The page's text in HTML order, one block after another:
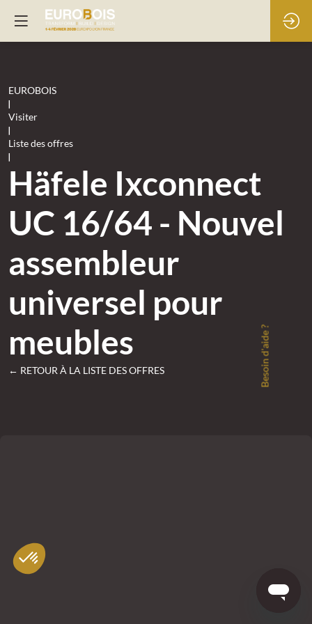
EUROBOIS
|
Visiter
|
Liste des offres
|
Häfele Ixconnect
UC 16/64 - Nouvel
assembleur
universel pour
meubles
← RETOUR À LA LISTE DES OFFRES Besoin d'aide ?